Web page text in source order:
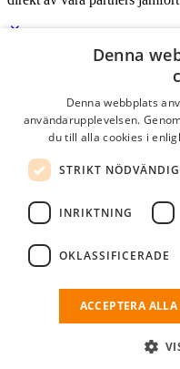
Logga in som företag
Lösenord
kom ihåg mig
logga in
Kostnadsfri
och söka efter passande
Denna
Denna webbplats
användarupplevelsen.
du till alla cookies i
STRIKT
INRIKTNING
OKLASSIFICERADE
ACCEPTERA ALLA